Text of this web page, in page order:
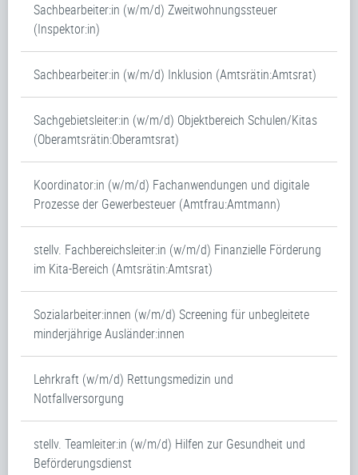
Sachbearbeiter:in (w/m/d) Zweitwohnungssteuer
(Inspektor:in)
Sachbearbeiter:in (w/m/d) Inklusion (Amtsrätin:Amtsrat)
Sachgebietsleiter:in (w/m/d) Objektbereich Schulen/Kitas
(Oberamtsrätin:Oberamtsrat)
Koordinator:in (w/m/d) Fachanwendungen und digitale
Prozesse der Gewerbesteuer (Amtfrau:Amtmann)
stellv. Fachbereichsleiter:in (w/m/d) Finanzielle Förderung
im Kita-Bereich (Amtsrätin:Amtsrat)
Sozialarbeiter:innen (w/m/d) Screening für unbegleitete
minderjährige Ausländer:innen
Lehrkraft (w/m/d) Rettungsmedizin und
Notfallversorgung
stellv. Teamleiter:in (w/m/d) Hilfen zur Gesundheit und
Beförderungsdienst